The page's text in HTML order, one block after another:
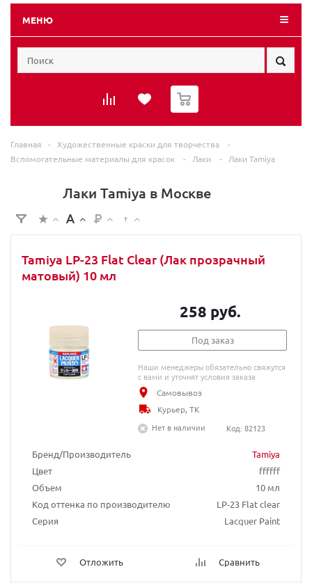
МЕНЮ
0
Главная - Художественные краски для творчества
-
Вспомогательные материалы для красок
- Лаки - Лаки Tamiya
Лаки Tamiya в Москве
Tamiya LP-23 Flat Clear (Лак прозрачный
матовый) 10 мл
Бренд/Производитель
Tamiya
Цвет
ffffff
Объем
10 мл
Код оттенка по производителю
LP-23 Flat clear
Серия
Lacquer Paint
Отложить Сравнить
258 руб.
Под заказ
Наши менеджеры обязательно свяжутся
с вами и уточнят условия заказа
Самовывоз
Курьер, ТК
Нет в наличии
Код: 82123